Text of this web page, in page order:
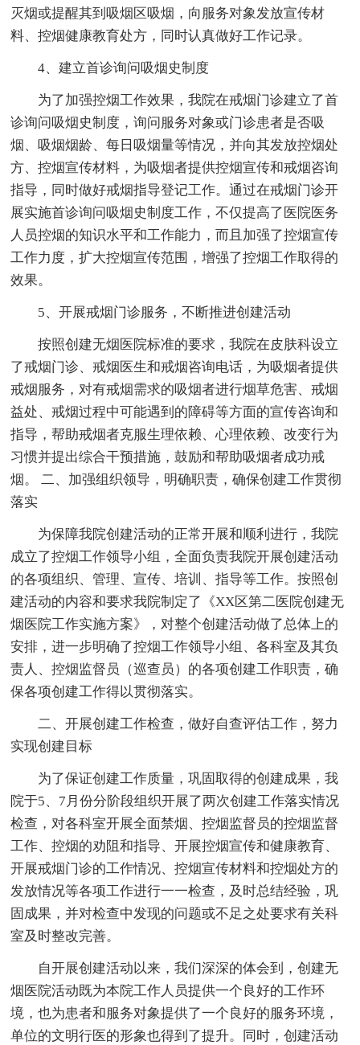
灭烟或提醒其到吸烟区吸烟，向服务对象发放宣传材
料、控烟健康教育处方，同时认真做好工作记录。
4、建立首诊询问吸烟史制度
为了加强控烟工作效果，我院在戒烟门诊建立了首
诊询问吸烟史制度，询问服务对象或门诊患者是否吸
烟、吸烟烟龄、每日吸烟量等情况，并向其发放控烟处
方、控烟宣传材料，为吸烟者提供控烟宣传和戒烟咨询
指导，同时做好戒烟指导登记工作。通过在戒烟门诊开
展实施首诊询问吸烟史制度工作，不仅提高了医院医务
人员控烟的知识水平和工作能力，而且加强了控烟宣传
工作力度，扩大控烟宣传范围，增强了控烟工作取得的
效果。
5、开展戒烟门诊服务，不断推进创建活动
按照创建无烟医院标准的要求，我院在皮肤科设立
了戒烟门诊、戒烟医生和戒烟咨询电话，为吸烟者提供
戒烟服务，对有戒烟需求的吸烟者进行烟草危害、戒烟
益处、戒烟过程中可能遇到的障碍等方面的宣传咨询和
指导，帮助戒烟者克服生理依赖、心理依赖、改变行为
习惯并提出综合干预措施，鼓励和帮助吸烟者成功戒
烟。 二、加强组织领导，明确职责，确保创建工作贯彻
落实
为保障我院创建活动的正常开展和顺利进行，我院
成立了控烟工作领导小组，全面负责我院开展创建活动
的各项组织、管理、宣传、培训、指导等工作。按照创
建活动的内容和要求我院制定了《XX区第二医院创建无
烟医院工作实施方案》，对整个创建活动做了总体上的
安排，进一步明确了控烟工作领导小组、各科室及其负
责人、控烟监督员（巡查员）的各项创建工作职责，确
保各项创建工作得以贯彻落实。
二、开展创建工作检查，做好自查评估工作，努力
实现创建目标
为了保证创建工作质量，巩固取得的创建成果，我
院于5、7月份分阶段组织开展了两次创建工作落实情况
检查，对各科室开展全面禁烟、控烟监督员的控烟监督
工作、控烟的劝阻和指导、开展控烟宣传和健康教育、
开展戒烟门诊的工作情况、控烟宣传材料和控烟处方的
发放情况等各项工作进行一一检查，及时总结经验，巩
固成果，并对检查中发现的问题或不足之处要求有关科
室及时整改完善。
自开展创建活动以来，我们深深的体会到，创建无
烟医院活动既为本院工作人员提供一个良好的工作环
境，也为患者和服务对象提供了一个良好的服务环境，
单位的文明行医的形象也得到了提升。同时，创建活动